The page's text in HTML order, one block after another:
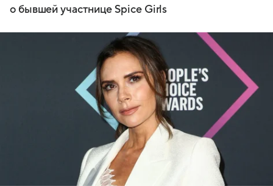
о бывшей участнице Spice Girls